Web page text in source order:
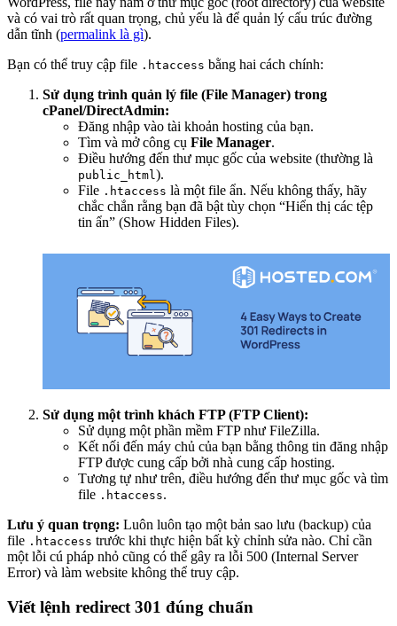
và có vai trò rất quan trọng, chủ yếu là để quản lý cấu trúc đường
dẫn tĩnh (permalink là gì).
Bạn có thể truy cập file .htaccess bằng hai cách chính:
Sử dụng trình quản lý file (File Manager) trong
cPanel/DirectAdmin:
Đăng nhập vào tài khoản hosting của bạn.
Tìm và mở công cụ File Manager.
Điều hướng đến thư mục gốc của website (thường là
public_html).
File .htaccess là một file ẩn. Nếu không thấy, hãy
chắc chắn rằng bạn đã bật tùy chọn “Hiển thị các tệp
tin ẩn” (Show Hidden Files).
Sử dụng một trình khách FTP (FTP Client):
Sử dụng một phần mềm FTP như FileZilla.
Kết nối đến máy chủ của bạn bằng thông tin đăng nhập
FTP được cung cấp bởi nhà cung cấp hosting.
Tương tự như trên, điều hướng đến thư mục gốc và tìm
file .htaccess.
Lưu ý quan trọng: Luôn luôn tạo một bản sao lưu (backup) của
file .htaccess trước khi thực hiện bất kỳ chỉnh sửa nào. Chỉ cần
một lỗi cú pháp nhỏ cũng có thể gây ra lỗi 500 (Internal Server
Error) và làm website không thể truy cập.
Viết lệnh redirect 301 đúng chuẩn